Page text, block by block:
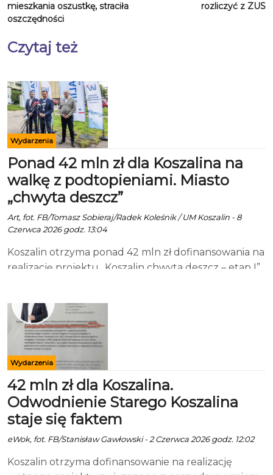
mieszkania oszustkę, straciła
oszczędności
rozliczyć z ZUS
Czytaj też
Wydarzenia
Ponad 42 mln zł dla Koszalina na
walkę z podtopieniami. Miasto
„chwyta deszcz”
Art, fot. FB/Tomasz Sobieraj/Radek Koleśnik / UM Koszalin - 8
Czerwca 2026 godz. 13:04
Koszalin otrzyma ponad 42 mln zł dofinansowania na
realizację projektu „Koszalin chwyta deszcz – etap I”.
przeciwdziałaniem lokalnym podtopieniom.
Informację o wyborze projektu do dofinansowania
przekazał Narodowy Fundusz Ochrony Środowiska i
Gospodarki Wodnej. Przedsięwzięcie przygotowane
otrzyma wsparcie w ramach programu Fundusze
Europejskie na Infrastrukturę, Klimat i Środowisko
2021–2027. Jak poinformował Tomasz Sobieraj,
prezydent Koszalina, to świetna wiadomość dla
na około 53 mln zł, a poziom dofinansowania ma
Wydarzenia
42 mln zł dla Koszalina.
Odwodnienie Starego Koszalina
staje się faktem
eWok, fot. FB/Stanisław Gawłowski - 2 Czerwca 2026 godz. 12:02
Koszalin otrzyma dofinansowanie na realizację